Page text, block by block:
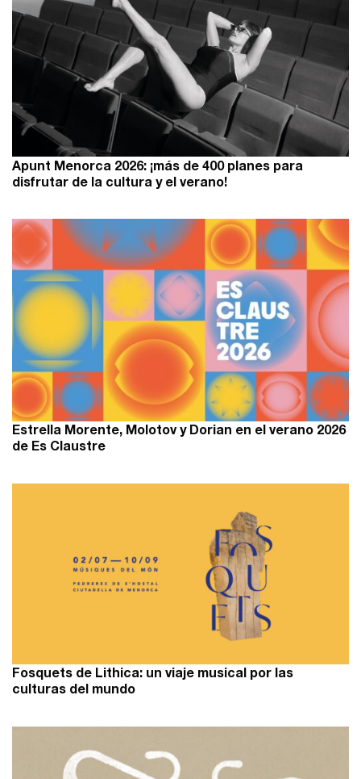
Apunt Menorca 2026: ¡más de 400 planes para
disfrutar de la cultura y el verano!
Estrella Morente, Molotov y Dorian en el verano 2026
de Es Claustre
Fosquets de Lithica: un viaje musical por las
culturas del mundo